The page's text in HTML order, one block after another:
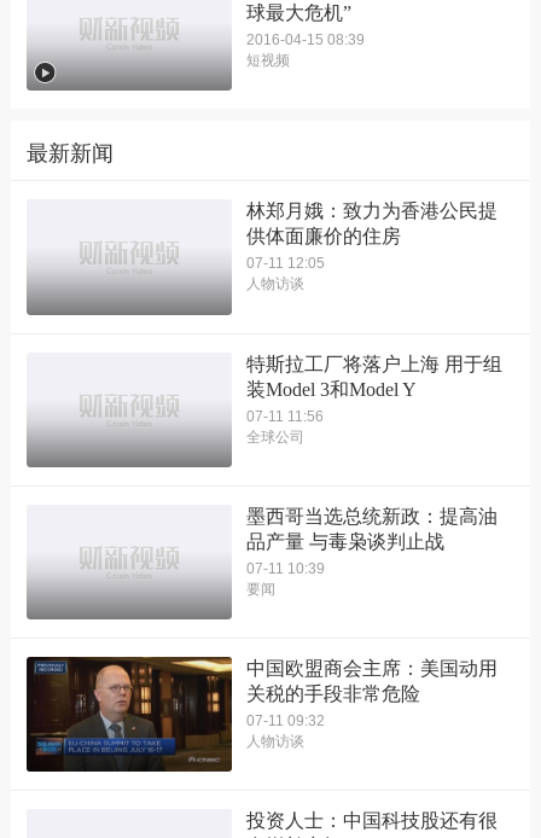
球最大危机”
2016-04-15 08:39
短视频
最新新闻
林郑月娥：致力为香港公民提
供体面廉价的住房
07-11 12:05
人物访谈
特斯拉工厂将落户上海 用于组
装Model 3和Model Y
07-11 11:56
全球公司
墨西哥当选总统新政：提高油
品产量 与毒枭谈判止战
07-11 10:39
要闻
中国欧盟商会主席：美国动用
关税的手段非常危险
07-11 09:32
人物访谈
投资人士：中国科技股还有很